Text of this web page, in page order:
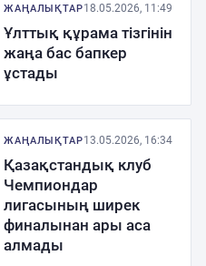
ЖАҢАЛЫҚТАР18.05.2026, 11:49
Ұлттық құрама тізгінін
жаңа бас бапкер
ұстады
ЖАҢАЛЫҚТАР13.05.2026, 16:34
Қазақстандық клуб
Чемпиондар
лигасының ширек
финалынан ары аса
алмады